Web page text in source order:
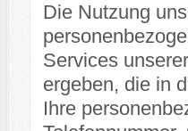
Die Nutzung
Services
ergeben, die in
Ihre